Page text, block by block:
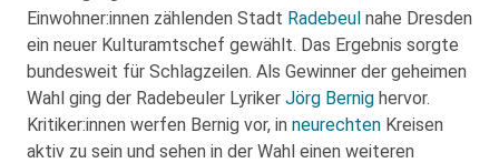
Einwohner:innen zählenden Stadt Radebeul nahe Dresden
ein neuer Kulturamtschef gewählt. Das Ergebnis sorgte
bundesweit für Schlagzeilen. Als Gewinner der geheimen
Wahl ging der Radebeuler Lyriker Jörg Bernig hervor.
Kritiker:innen werfen Bernig vor, in neurechten Kreisen
aktiv zu sein und sehen in der Wahl einen weiteren